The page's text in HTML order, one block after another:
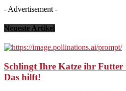
- Advertisement -
Neueste Artikel
Schlingt Ihre Katze ihr
Das hilft!